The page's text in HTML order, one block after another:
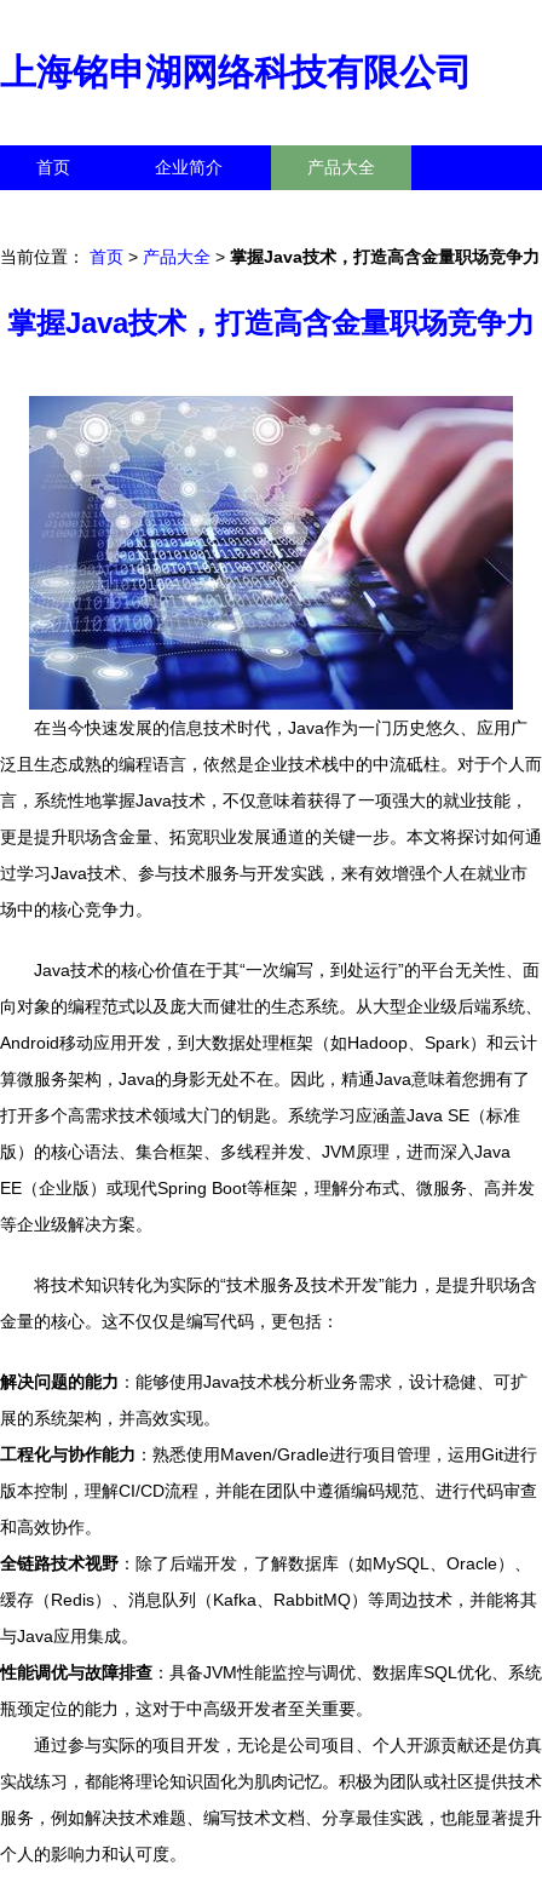
上海铭申湖网络科技有限公司
首页 企业简介 产品大全
当前位置： 首页 > 产品大全 > 掌握Java技术，打造高含金量职场竞争力
掌握Java技术，打造高含金量职场竞争力
在当今快速发展的信息技术时代，Java作为一门历史悠久、应用广
泛且生态成熟的编程语言，依然是企业技术栈中的中流砥柱。对于个人而
言，系统性地掌握Java技术，不仅意味着获得了一项强大的就业技能，
更是提升职场含金量、拓宽职业发展通道的关键一步。本文将探讨如何通
过学习Java技术、参与技术服务与开发实践，来有效增强个人在就业市
场中的核心竞争力。
Java技术的核心价值在于其“一次编写，到处运行”的平台无关性、面
向对象的编程范式以及庞大而健壮的生态系统。从大型企业级后端系统、
Android移动应用开发，到大数据处理框架（如Hadoop、Spark）和云计
算微服务架构，Java的身影无处不在。因此，精通Java意味着您拥有了
打开多个高需求技术领域大门的钥匙。系统学习应涵盖Java SE（标准
版）的核心语法、集合框架、多线程并发、JVM原理，进而深入Java
EE（企业版）或现代Spring Boot等框架，理解分布式、微服务、高并发
等企业级解决方案。
将技术知识转化为实际的“技术服务及技术开发”能力，是提升职场含
金量的核心。这不仅仅是编写代码，更包括：
解决问题的能力 ：能够使用Java技术栈分析业务需求，设计稳健、可扩
展的系统架构，并高效实现。
工程化与协作能力 ：熟悉使用Maven/Gradle进行项目管理，运用Git进行
版本控制，理解CI/CD流程，并能在团队中遵循编码规范、进行代码审查
和高效协作。
全链路技术视野 ：除了后端开发，了解数据库（如MySQL、Oracle）、
缓存（Redis）、消息队列（Kafka、RabbitMQ）等周边技术，并能将其
与Java应用集成。
性能调优与故障排查 ：具备JVM性能监控与调优、数据库SQL优化、系统
瓶颈定位的能力，这对于中高级开发者至关重要。
通过参与实际的项目开发，无论是公司项目、个人开源贡献还是仿真
实战练习，都能将理论知识固化为肌肉记忆。积极为团队或社区提供技术
服务，例如解决技术难题、编写技术文档、分享最佳实践，也能显著提升
个人的影响力和认可度。